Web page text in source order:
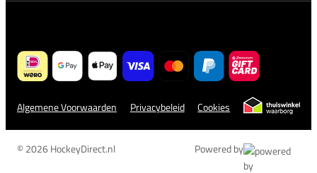
Algemene Voorwaarden Privacybeleid Cookies
© 2026 HockeyDirect.nl Powered by